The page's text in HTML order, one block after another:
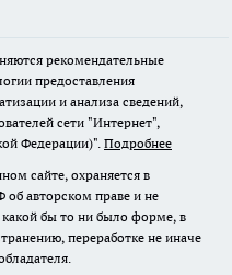
рекомендательные
предоставления
и анализа сведений,
сети "Интернет",
Федерации)". Подробнее
сайте, охраняется в
об авторском праве и не
бы то ни было форме, в
переработке не иначе